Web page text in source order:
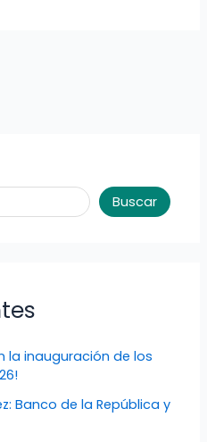
Buscar
la inauguración de los
Banco de la República y